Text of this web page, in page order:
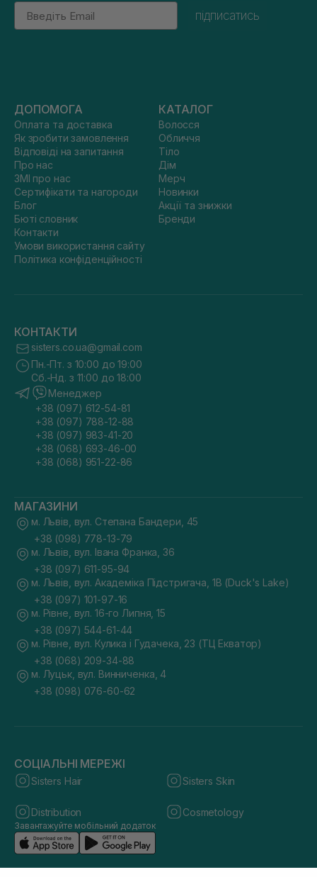
Email
підписатись
ДОПОМОГА
Оплата та доставка
Як зробити замовлення
Відповіді на запитання
Про нас
ЗМІ про нас
Сертифікати та нагороди
Блог
Бюті словник
Контакти
Умови використання сайту
Політика конфіденційності
КАТАЛОГ
Волосся
Обличчя
Тіло
Дім
Мерч
Новинки
Акції та знижки
Бренди
КОНТАКТИ
sisters.co.ua@gmail.com
Пн.-Пт. з 10:00 до 19:00
Сб.-Нд. з 11:00 до 18:00
Менеджер
+38 (097) 612-54-81
+38 (097) 788-12-88
+38 (097) 983-41-20
+38 (068) 693-46-00
+38 (068) 951-22-86
МАГАЗИНИ
м. Львів, вул. Степана Бандери, 45
+38 (098) 778-13-79
м. Львів, вул. Івана Франка, 36
+38 (097) 611-95-94
м. Львів, вул. Академіка Підстригача, 1В (Duck's Lake)
+38 (097) 101-97-16
м. Рівне, вул. 16-го Липня, 15
+38 (097) 544-61-44
м. Рівне, вул. Кулика і Гудачека, 23 (ТЦ Екватор)
+38 (068) 209-34-88
м. Луцьк, вул. Винниченка, 4
+38 (098) 076-60-62
СОЦІАЛЬНІ МЕРЕЖІ
Sisters Hair Sisters Skin
Distribution Cosmetology
Завантажуйте мобільний додаток